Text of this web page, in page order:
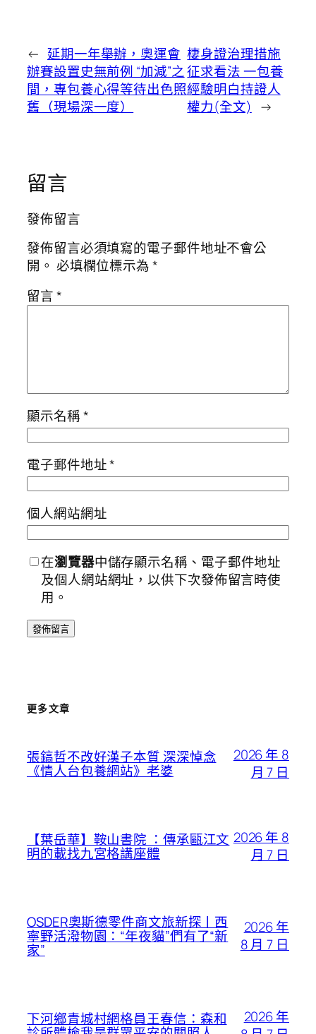
← 延期一年舉辦，奧運會
辦賽設置史無前例 “加減”之
間，專包養心得等待出色照
舊（現場深一度）
棲身證治理措施
征求看法 一包養
經驗明白持證人
權力(全文) →
留言
發佈留言
發佈留言必須填寫的電子郵件地址不會公
開。 必填欄位標示為*
留言*
顯示名稱*
電子郵件地址*
個人網站網址
在瀏覽器中儲存顯示名稱、電子郵件地址
及個人網站網址，以供下次發佈留言時使
用。
更多文章
張鎬哲不改好漢子本質 深深悼念
《情人台包養網站》老婆
2026 年 8
月 7 日
【葉岳華】鞍山書院 ：傳承甌江文
明的載找九宮格講座體
2026 年 8
月 7 日
OSDER奧斯德零件商文旅新探丨西
寧野活潑物園：“年夜貓”們有了“新
家”
2026 年
8 月 7 日
下河鄉青城村網格員王春信：森和
2026 年